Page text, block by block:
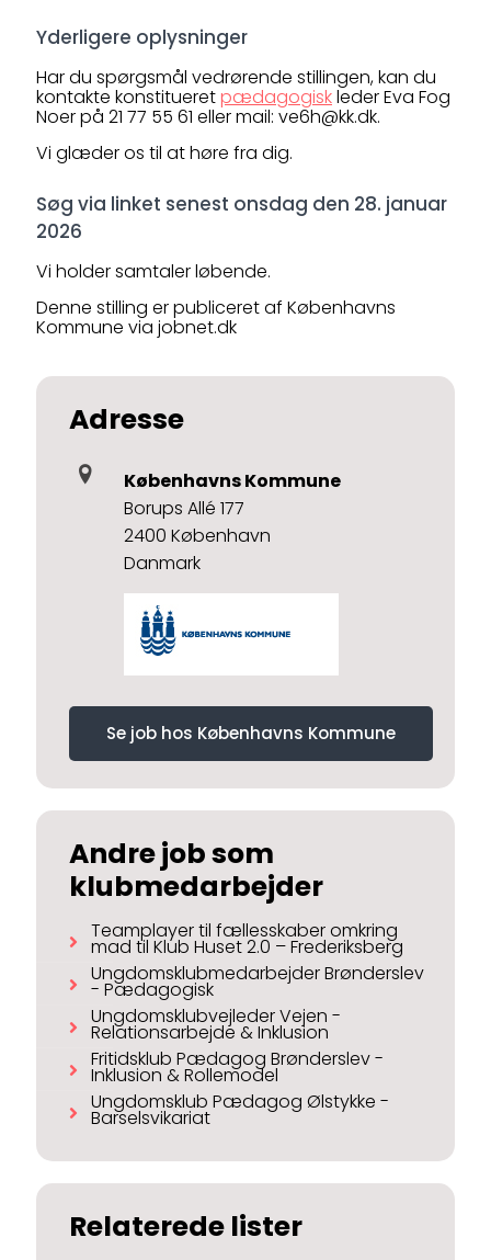
Yderligere oplysninger
Har du spørgsmål vedrørende stillingen, kan du
kontakte konstitueretpædagogiskleder Eva Fog
Noer på 21 77 55 61 eller mail: ve6h@kk.dk.
Vi glæder os til at høre fra dig.
Søg via linket senest onsdag den 28. januar
2026
Vi holder samtaler løbende.
Denne stilling er publiceret af Københavns
Kommune via jobnet.dk
Adresse
Københavns Kommune
Borups Allé 177
2400 København
Danmark
Se job hos Københavns Kommune
Andre job som
klubmedarbejder
Teamplayer til fællesskaber omkring
mad til Klub Huset 2.0 – Frederiksberg
Ungdomsklubmedarbejder Brønderslev
- Pædagogisk
Ungdomsklubvejleder Vejen -
Relationsarbejde & Inklusion
Fritidsklub Pædagog Brønderslev -
Inklusion & Rollemodel
Ungdomsklub Pædagog Ølstykke -
Barselsvikariat
Relaterede lister